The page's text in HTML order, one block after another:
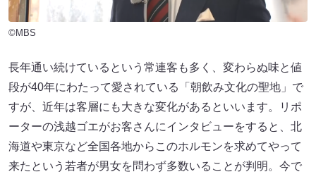
©MBS
長年通い続けているという常連客も多く、変わらぬ味と値
段が40年にわたって愛されている「朝飲み文化の聖地」で
すが、近年は客層にも大きな変化があるといいます。リポ
ーターの浅越ゴエがお客さんにインタビューをすると、北
海道や東京など全国各地からこのホルモンを求めてやって
来たという若者が男女を問わず多数いることが判明。今で